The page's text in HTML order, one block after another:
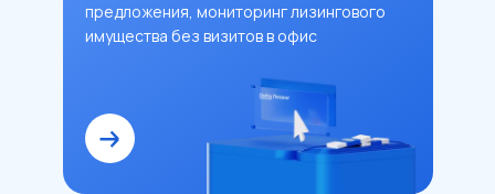
предложения, мониторинг лизингового
имущества без визитов в офис